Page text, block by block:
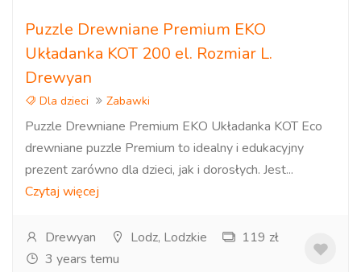
Puzzle Drewniane Premium EKO
Układanka KOT 200 el. Rozmiar L.
Drewyan
Dla dzieci Zabawki
Puzzle Drewniane Premium EKO Układanka KOT Eco
drewniane puzzle Premium to idealny i edukacyjny
prezent zarówno dla dzieci, jak i dorosłych. Jest...
Czytaj więcej
Drewyan Lodz, Lodzkie
119 zł
3 years temu